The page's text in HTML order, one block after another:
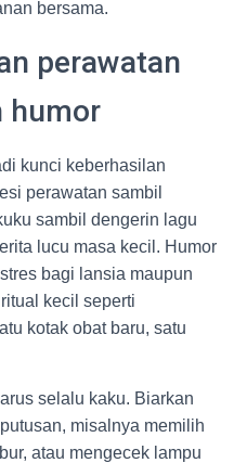
bersama.
perawatan
humor
kunci keberhasilan
perawatan sambil
sambil dengerin lagu
lucu masa kecil. Humor
bagi lansia maupun
kecil seperti
kotak obat baru, satu
selalu kaku. Biarkan
misalnya memilih
atau mengecek lampu